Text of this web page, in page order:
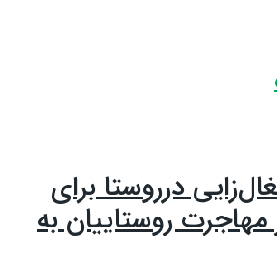
درروستا برای
روستاییان به